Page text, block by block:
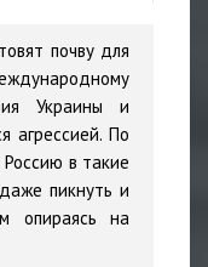
почву для
Украины и
агрессией. По
в такие
пикнуть и
опираясь на